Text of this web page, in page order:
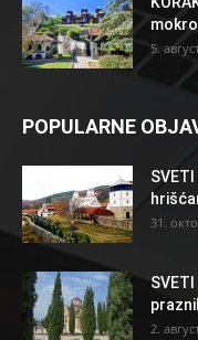
5.
POPULARNE
31.
2.